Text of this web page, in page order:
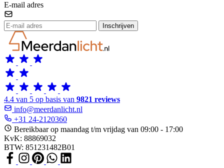
E-mail adres
Inschrijven
4.4 van 5 op basis van 9821 reviews
info@meerdanlicht.nl
+31 24-2120360
Bereikbaar op maandag t/m vrijdag van 09:00 - 17:00
KvK: 88869032
BTW: 851231482B01